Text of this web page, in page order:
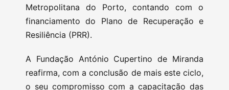
Metropolitana do Porto, contando com o
financiamento do Plano de Recuperação e
Resiliência (PRR).
A Fundação António Cupertino de Miranda
reafirma, com a conclusão de mais este ciclo,
o seu compromisso com a capacitação das